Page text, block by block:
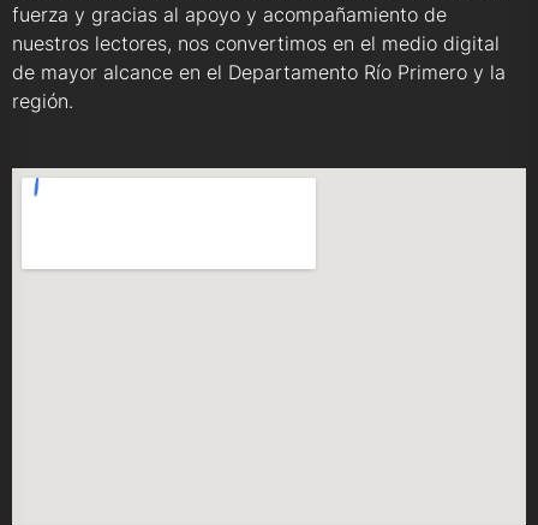
fuerza y gracias al apoyo y acompañamiento de
nuestros lectores, nos convertimos en el medio digital
de mayor alcance en el Departamento Río Primero y la
región.